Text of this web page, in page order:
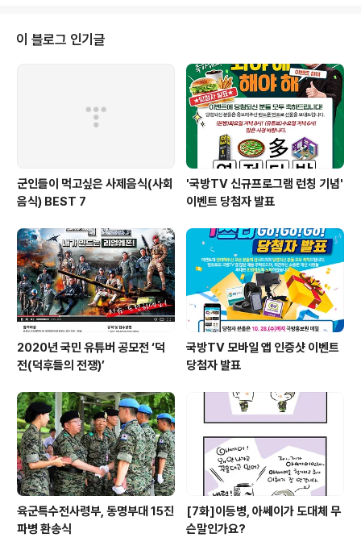
사용금지(제3의정서), 실명(失明) 레이저무기 사용금지
(제4의정서) 등 4개 의정서로 구성되며 이중 2개 이상을
채택하면 정식 회원국이 될 수 있다. CCW는 1980년에
체결되었고, 1983년 12월 발효됐으며, 2001년 현재 미
국 중국 일본 러시아 등 84개국이 가입해 있다. 문제가 되
이 블로그 인기글
군인들이 먹고싶은 사제음식(사회
음식) BEST 7
'국방TV 신규프로그램 런칭 기념'
이벤트 당첨자 발표
2020년 국민 유튜버 공모전 ‘덕
전(덕후들의 전쟁)’
국방TV 모바일 앱 인증샷 이벤트
당첨자 발표
육군특수전사령부, 동명부대 15진
파병 환송식
[7화]이등병, 아쎄이가 도대체 무
슨말인가요?